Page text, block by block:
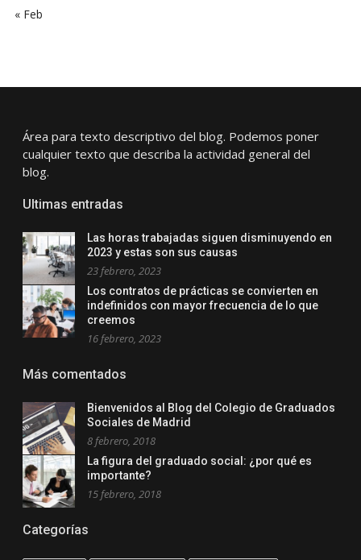
« Feb
Área para texto descriptivo del blog. Podemos poner
cualquier texto que describa la actividad general del
blog.
Ultimas entradas
Las horas trabajadas siguen disminuyendo en
2023 y estas son sus causas
23 febrero, 2023
Los contratos de prácticas se convierten en
indefinidos con mayor frecuencia de lo que
creemos
16 febrero, 2023
Más comentados
Bienvenidos al Blog del Colegio de Graduados
Sociales de Madrid
8 febrero, 2018
La figura del graduado social: ¿por qué es
importante?
15 febrero, 2018
Categorías